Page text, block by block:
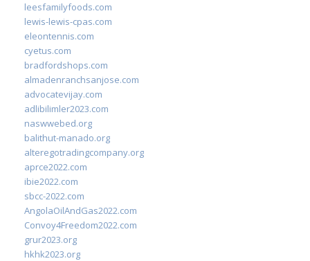
leesfamilyfoods.com
lewis-lewis-cpas.com
eleontennis.com
cyetus.com
bradfordshops.com
almadenranchsanjose.com
advocatevijay.com
adlibilimler2023.com
naswwebed.org
balithut-manado.org
alteregotradingcompany.org
aprce2022.com
ibie2022.com
sbcc-2022.com
AngolaOilAndGas2022.com
Convoy4Freedom2022.com
grur2023.org
hkhk2023.org